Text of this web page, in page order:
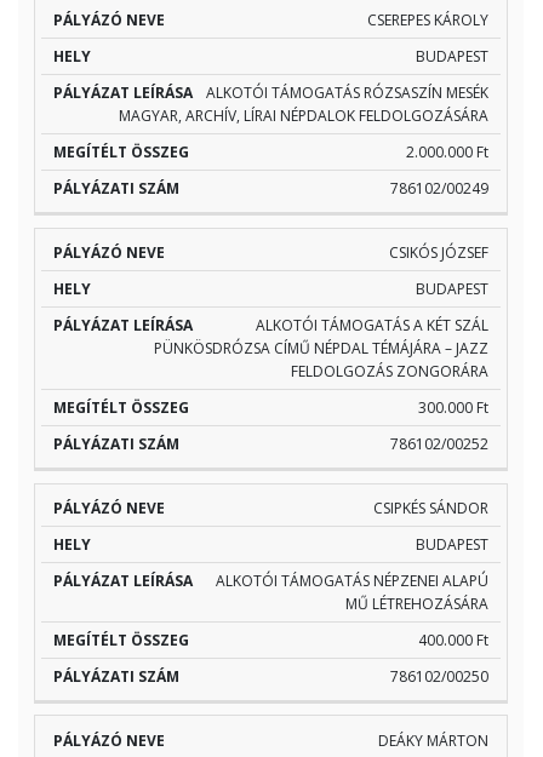
CSEREPES KÁROLY
BUDAPEST
ALKOTÓI TÁMOGATÁS RÓZSASZÍN MESÉK
MAGYAR, ARCHÍV, LÍRAI NÉPDALOK FELDOLGOZÁSÁRA
2.000.000 Ft
786102/00249
CSIKÓS JÓZSEF
BUDAPEST
ALKOTÓI TÁMOGATÁS A KÉT SZÁL
PÜNKÖSDRÓZSA CÍMŰ NÉPDAL TÉMÁJÁRA – JAZZ
FELDOLGOZÁS ZONGORÁRA
300.000 Ft
786102/00252
CSIPKÉS SÁNDOR
BUDAPEST
ALKOTÓI TÁMOGATÁS NÉPZENEI ALAPÚ
MŰ LÉTREHOZÁSÁRA
400.000 Ft
786102/00250
DEÁKY MÁRTON